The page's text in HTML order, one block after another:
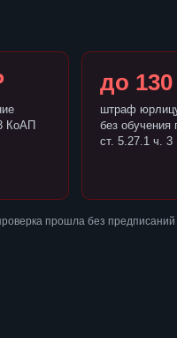
КоАП
до 130
штраф
без обучения
ст. 5.27.1 ч.
прошла без